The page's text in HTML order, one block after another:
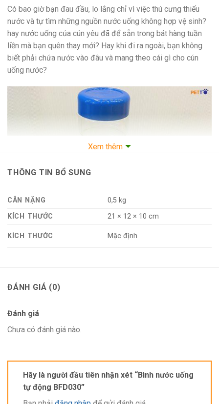
Có bao giờ bạn đau đầu, lo lắng chỉ vì việc thú cưng thiếu
nước và tự tìm những nguồn nước uống không hợp vệ sinh?
hay nước uống của cún yêu đã để sẵn trong bát hàng tuần
liền mà bạn quên thay mới? Hay khi đi ra ngoài, bạn không
biết phải chứa nước vào đâu và mang theo cái gì cho cún
uống nước?
Bình uống nước cho chó mèo tự động giúp giữ nước luôn
Đặc biệt bạn có thể gắn bình uống nước tự động cho chó
mèo gắn vào chuồng rất gọn gàng. Cấu tạo nhỏ gọn, tiện lợi,
Xem thêm
THÔNG TIN BỔ SUNG
CÂN NẶNG
0,5 kg
KÍCH THƯỚC
21 × 12 × 10 cm
KÍCH THƯỚC Mặc định
ĐÁNH GIÁ (0)
Đánh giá
Chưa có đánh giá nào.
Hãy là người đầu tiên nhận xét “Bình nước uống
tự động BFD030”